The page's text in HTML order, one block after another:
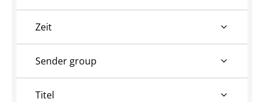
Zeit
Sender group
Titel